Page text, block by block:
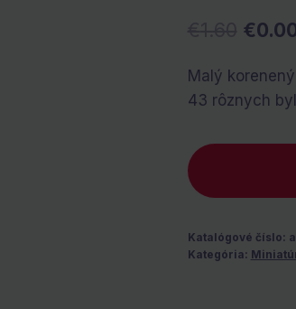
bola:
€
Malý
43 rôznych
Katalógové číslo:
Kategória: